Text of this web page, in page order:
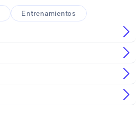
Entrenamientos